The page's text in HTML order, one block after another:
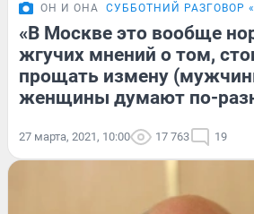
ОН И ОНА СУББОТНИЙ РАЗГОВОР
«В Москве это вообще
жгучих мнений о том,
прощать измену
женщины думают по-
27 марта, 2021, 10:00 17 763 19